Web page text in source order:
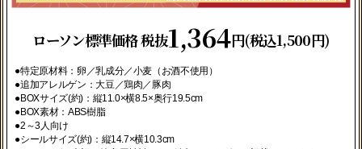
ローソン標準価格 税抜1,364円(税込1,500円)
●特定原材料：卵／乳成分／小麦（お酒不使用）
●追加アレルゲン：大豆／鶏肉／豚肉
●BOXサイズ(約)：縦11.0×横8.5×奥行19.5cm
●BOX素材：ABS樹脂
●2～3人向け
●シールサイズ(約)：縦14.7×横10.3cm